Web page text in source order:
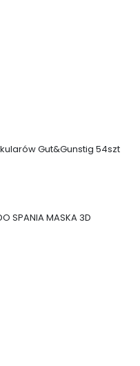
Gut&Gunstig 54szt
SPANIA MASKA 3D